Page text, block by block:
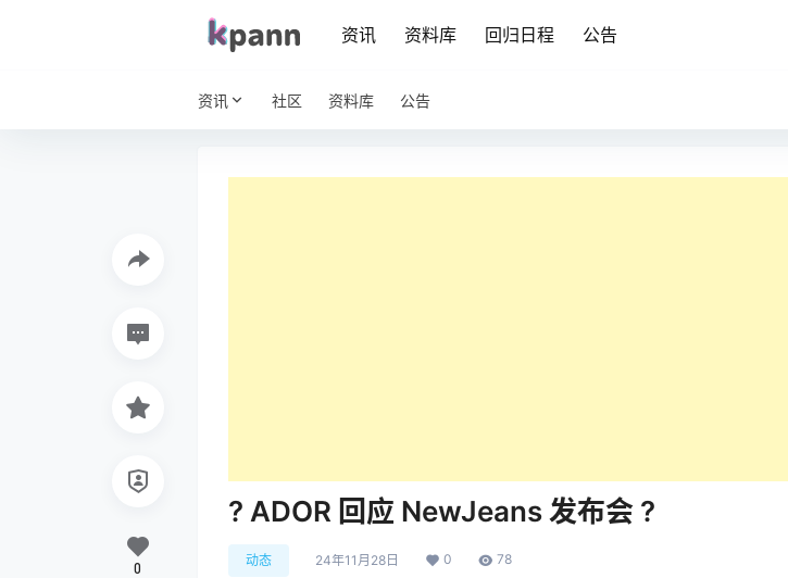
资讯 资料库 回归日程 公告
资讯 社区 资料库 公告
? ADOR 回应 NewJeans 发布会 ?
动态 24年11月28日 0 78
0